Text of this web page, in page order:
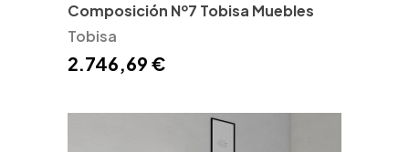
Composición Nº7 Tobisa Muebles
Tobisa
2.746,69 €